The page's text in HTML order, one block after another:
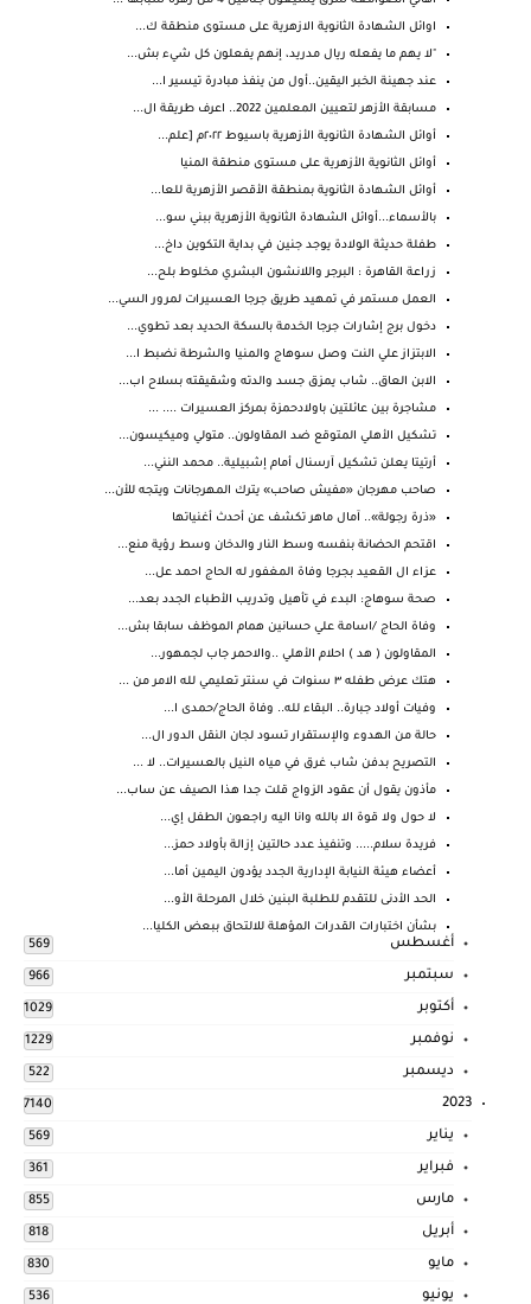
اوائل الشهادة الثانوية الازهرية على مستوى منطقة ك...
"لا يهم ما يفعله ريال مدريد، إنهم يفعلون كل شيء بش...
عند جهينة الخبر اليقين..أول من ينفذ مبادرة تيسير ا...
مسابقة الأزهر لتعيين المعلمين 2022.. اعرف طريقة ال...
أوائل الشهادة الثانوية الأزهرية باسيوط ٢٠٢٢م [علم...
أوائل الثانوية الأزهرية على مستوى منطقة المنيا
أوائل الشهادة الثانوية بمنطقة الأقصر الأزهرية للعا...
بالأسماء...أوائل الشهادة الثانوية الأزهرية ببني سو...
طفلة حديثة الولادة يوجد جنين في بداية التكوين داخ...
زراعة القاهرة : البرجر واللانشون البشري مخلوط بلح...
العمل مستمر في تمهيد طريق جرجا العسيرات لمرور السي...
دخول برج إشارات جرجا الخدمة بالسكة الحديد بعد تطوي...
الابتزاز علي النت وصل سوهاج والمنيا والشرطة نضبط ا...
الابن العاق.. شاب يمزق جسد والدته وشقيقته بسلاح اب...
مشاجرة بين عائلتين باولادحمزة بمركز العسيرات .... ...
تشكيل الأهلي المتوقع ضد المقاولون.. متولي وميكيسون...
أرتيتا يعلن تشكيل آرسنال أمام إشبيلية.. محمد النني...
صاحب مهرجان «مفيش صاحب» يترك المهرجانات ويتجه للأن...
«ذرة رجولة».. آمال ماهر تكشف عن أحدث أغنياتها
اقتحم الحضانة بنفسه وسط النار والدخان وسط رؤية منع...
عزاء ال القعيد بجرجا وفاة المغفور له الحاج احمد عل...
صحة سوهاج: البدء في تأهيل وتدريب الأطباء الجدد بعد...
وفاة الحاج /اسامة علي حسانين همام الموظف سابقا بش...
المقاولون ( هد ) احلام الأهلي ..والاحمر جاب لجمهور...
هتك عرض طفله ٣ سنوات في سنتر تعليمي لله الامر من ...
وفيات أولاد جبارة.. البقاء لله.. وفاة الحاج/حمدى ا...
حالة من الهدوء والإستقرار تسود لجان النقل الدور ال...
التصريح بدفن شاب غرق في مياه النيل بالعسيرات.. لا ...
مأذون يقول أن عقود الزواج قلت جدا هذا الصيف عن ساب...
لا حول ولا قوة الا بالله وانا اليه راجعون الطفل إي...
فريدة سلام..... وتنفيذ عدد حالتين إزالة بأولاد حمز...
أعضاء هيئة النيابة الإدارية الجدد يؤدون اليمين أما...
الحد الأدنى للتقدم للطلبة البنين خلال المرحلة الأو...
بشأن اختبارات القدرات المؤهلة للالتحاق ببعض الكليا...
أغسطس 569
سبتمبر 966
أكتوبر 1029
نوفمبر 1229
ديسمبر 522
2023
7140
يناير 569
فبراير 361
مارس 855
أبريل 818
مايو 830
يونيو 536